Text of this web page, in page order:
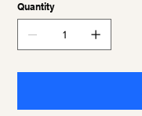
Quantity